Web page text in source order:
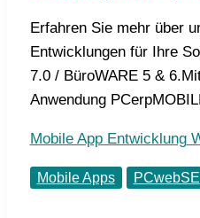
Erfahren Sie mehr über
Entwicklungen für Ihre
7.0 / BüroWARE 5 &
Anwendung
Mobile App Entwicklung
Mobile Apps